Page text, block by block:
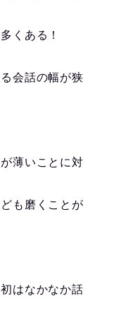
くある！
会話の幅が狭
薄いことに対
も磨くことが
はなかなか話